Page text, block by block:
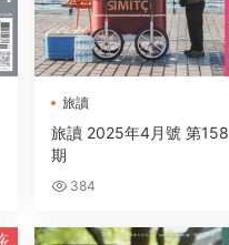
旅讀
旅讀 2025年4月號 第158
期
384